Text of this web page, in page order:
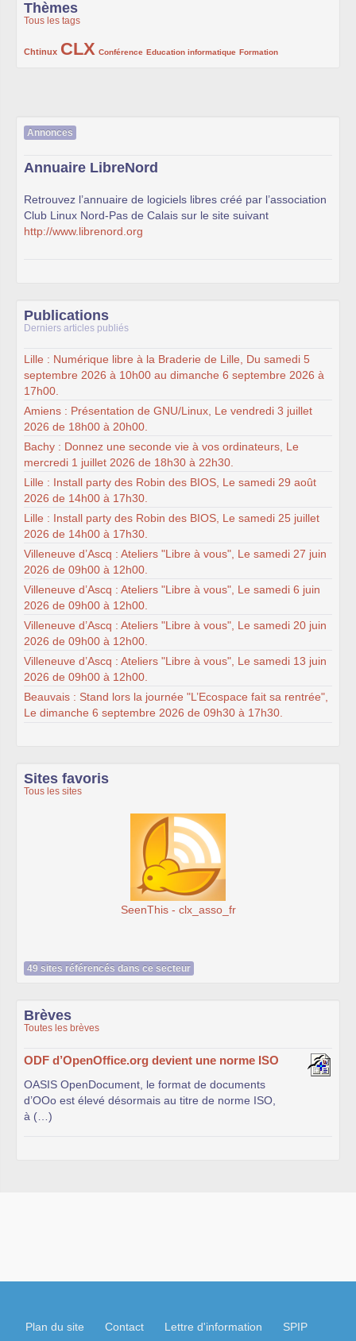
Thèmes
Tous les tags
Chtinux
222/1002CLX
1002/1002 Conférence
132/1002 Education informatique
119/1002 Formation
168/1002
Annonces
Annuaire LibreNord
Retrouvez l’annuaire de logiciels libres créé par l’association
Club Linux Nord-Pas de Calais sur le site suivant
http://www.librenord.org
Publications
Derniers articles publiés
Lille : Numérique libre à la Braderie de Lille, Du samedi 5
septembre 2026 à 10h00 au dimanche 6 septembre 2026 à
17h00.
Amiens : Présentation de GNU/Linux, Le vendredi 3 juillet
2026 de 18h00 à 20h00.
Bachy : Donnez une seconde vie à vos ordinateurs, Le
mercredi 1 juillet 2026 de 18h30 à 22h30.
Lille : Install party des Robin des BIOS, Le samedi 29 août
2026 de 14h00 à 17h30.
Lille : Install party des Robin des BIOS, Le samedi 25 juillet
2026 de 14h00 à 17h30.
Villeneuve d’Ascq : Ateliers "Libre à vous", Le samedi 27 juin
2026 de 09h00 à 12h00.
Villeneuve d’Ascq : Ateliers "Libre à vous", Le samedi 6 juin
2026 de 09h00 à 12h00.
Villeneuve d’Ascq : Ateliers "Libre à vous", Le samedi 20 juin
2026 de 09h00 à 12h00.
Villeneuve d’Ascq : Ateliers "Libre à vous", Le samedi 13 juin
2026 de 09h00 à 12h00.
Beauvais : Stand lors la journée "L’Ecospace fait sa rentrée",
Le dimanche 6 septembre 2026 de 09h30 à 17h30.
Sites favoris
Tous les sites
SeenThis - clx_asso_fr
49 sites référencés dans ce secteur
Brèves
Toutes les brèves
ODF d’OpenOffice.org devient une norme ISO
OASIS OpenDocument, le format de documents
d’OOo est élevé désormais au titre de norme ISO,
à (…)
Plan du site Contact Lettre d'information SPIP